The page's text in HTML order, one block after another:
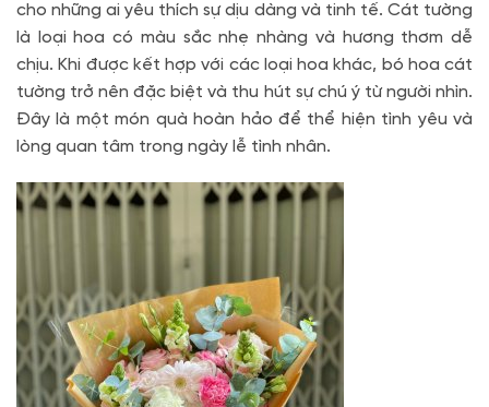
cho những ai yêu thích sự dịu dàng và tinh tế. Cát tường
là loại hoa có màu sắc nhẹ nhàng và hương thơm dễ
chịu. Khi được kết hợp với các loại hoa khác, bó hoa cát
tường trở nên đặc biệt và thu hút sự chú ý từ người nhìn.
Đây là một món quà hoàn hảo để thể hiện tình yêu và
lòng quan tâm trong ngày lễ tình nhân.